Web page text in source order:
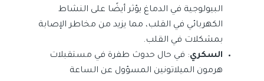
البيولوجية في الدماغ يؤثر أيضًا على النشاط
الكهربائي في القلب، مما يزيد من مخاطر الإصابة
بمشكلات في القلب.
السكري: في حال حدوث طفرة في مستقبلات
هرمون الميلاتونين المسؤول عن الساعة